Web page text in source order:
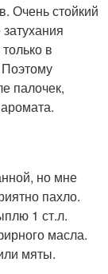
Очень стойкий
в
палочек,
но мне
пахло.
1 ст.л.
масла.
мяты.